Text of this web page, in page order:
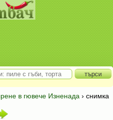
в гювече Изненада › снимка